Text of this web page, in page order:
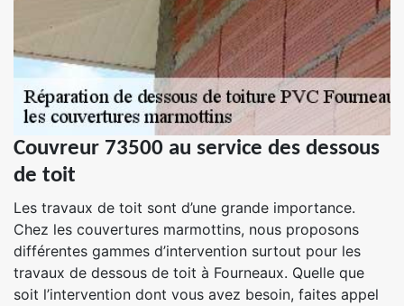
Couvreur 73500 au service des dessous
de toit
Les travaux de toit sont d’une grande importance.
Chez les couvertures marmottins, nous proposons
différentes gammes d’intervention surtout pour les
travaux de dessous de toit à Fourneaux. Quelle que
soit l’intervention dont vous avez besoin, faites appel